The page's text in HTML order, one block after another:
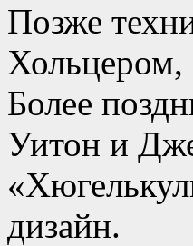
Позже
Хольцером,
Более
Уитон и
дизайн.